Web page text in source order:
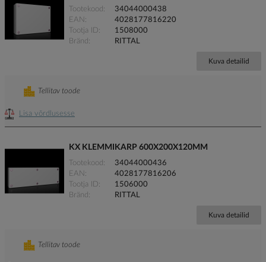
Tootekood
34044000438
EAN
4028177816220
Tootja ID
1508000
Bränd
RITTAL
Kuva detailid
Lisa võrdlusesse
Tellitav toode
KX KLEMMIKARP 600X200X120MM
Tootekood
34044000436
EAN
4028177816206
Tootja ID
1506000
Bränd
RITTAL
Kuva detailid
Tellitav toode